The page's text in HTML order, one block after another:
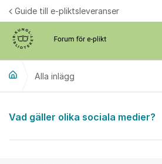
Hoppa till innehåll
Guide till e-pliktsleveranser
Alla inlägg
Alla inlägg
Vad gäller olika sociala medier?